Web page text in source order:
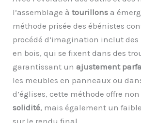
l’assemblage àtourillons a
méthode prisée des ébénistes
procédé d’imagination inclut
en bois, qui se fixent dans des
garantissant unajustement
les meubles en panneaux ou
d’églises, cette méthode offre
solidité, mais également un